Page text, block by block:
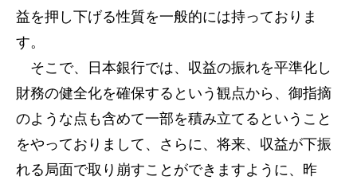
益を押し下げる性質を一般的には持っておりま
す。
そこで、日本銀行では、収益の振れを平準化し
財務の健全化を確保するという観点から、御指摘
のような点も含めて一部を積み立てるということ
をやっておりまして、さらに、将来、収益が下振
れる局面で取り崩すことができますように、昨